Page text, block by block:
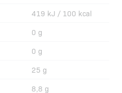
419 kJ / 100 kcal
0 g
0 g
25 g
8,8 g